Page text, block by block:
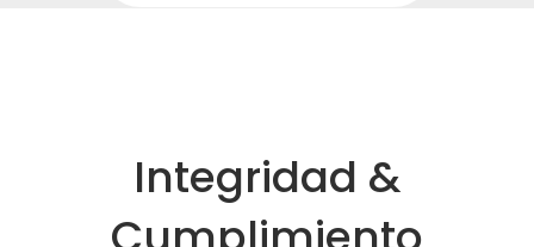
Integridad &